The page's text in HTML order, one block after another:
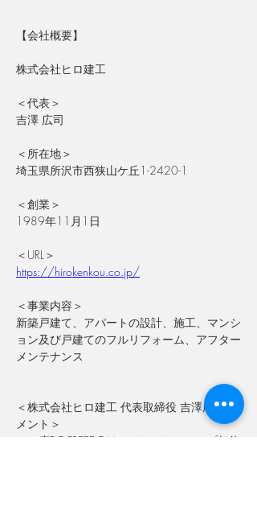
【会社概要】
株式会社ヒロ建工
＜代表＞
吉澤 広司
＜所在地＞
埼玉県所沢市西狭山ケ丘1-2420-1
＜創業＞
1989年11月1日
＜URL＞
https://hirokenkou.co.jp/
＜事業内容＞
新築戸建て、アパートの設計、施工、マンシ
ョン及び戸建てのフルリフォーム、アフター
メンテナンス
＜株式会社ヒロ建工 代表取締役 吉澤広司コ
メント＞
この度F.C.FREEDOMとパートナーシップ契約